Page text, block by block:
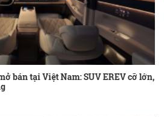
bán tại Việt Nam: SUV EREV cỡ lớn,